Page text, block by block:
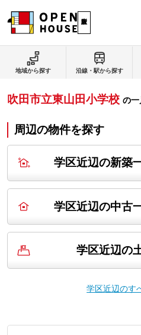
地域から探す 沿線・駅から探す
吹田市立東山田小学校 の一
周辺の物件を探す
学区近辺の新築
学区近辺の中古
学区近辺の
学区近辺のす